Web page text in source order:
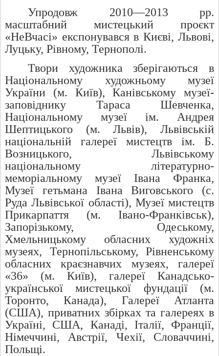
Упродовж 2010—2013 рр.
масштабний мистецький проєкт
«НеВчасі» експонувався в Києві, Львові,
Луцьку, Рівному, Тернополі.
Твори художника зберігаються в
Національному художньому музеї
України (м. Київ), Канівському музеї-
заповіднику Тараса Шевченка,
Національному музеї ім. Андрея
Шептицького (м. Львів), Львівській
національній галереї мистецтв ім. Б.
Возницького, Львівському
національному літературно-
меморіальному музеї Івана Франка,
Музеї гетьмана Івана Виговського (с.
Руда Львівської області), Музеї мистецтв
Прикарпаття (м. Івано-Франківськ),
Запорізькому, Одеському,
Хмельницькому обласних художніх
музеях, Тернопільському, Рівненському
обласних краєзнавчих музеях, галереї
«36» (м. Київ), галереї Канадсько-
української мистецької фундації (м.
Торонто, Канада), Галереї Атланта
(США), приватних збірках та галереях в
Україні, США, Канаді, Італії, Франції,
Німеччині, Австрії, Чехії, Словаччині,
Польщі.